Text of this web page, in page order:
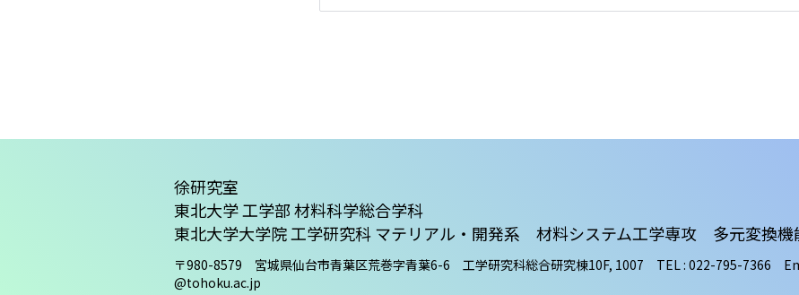
徐研究室
東北大学 工学部 材料科学総合学科
東北大学大学院 工学研究科 マテリアル・開発系 材料システム工学専攻 多元変換機
〒980-8579 宮城県仙台市青葉区荒巻字青葉6-6 工学研究科総合研究棟10F, 1007 TEL : 022-795-7366
@tohoku.ac.jp